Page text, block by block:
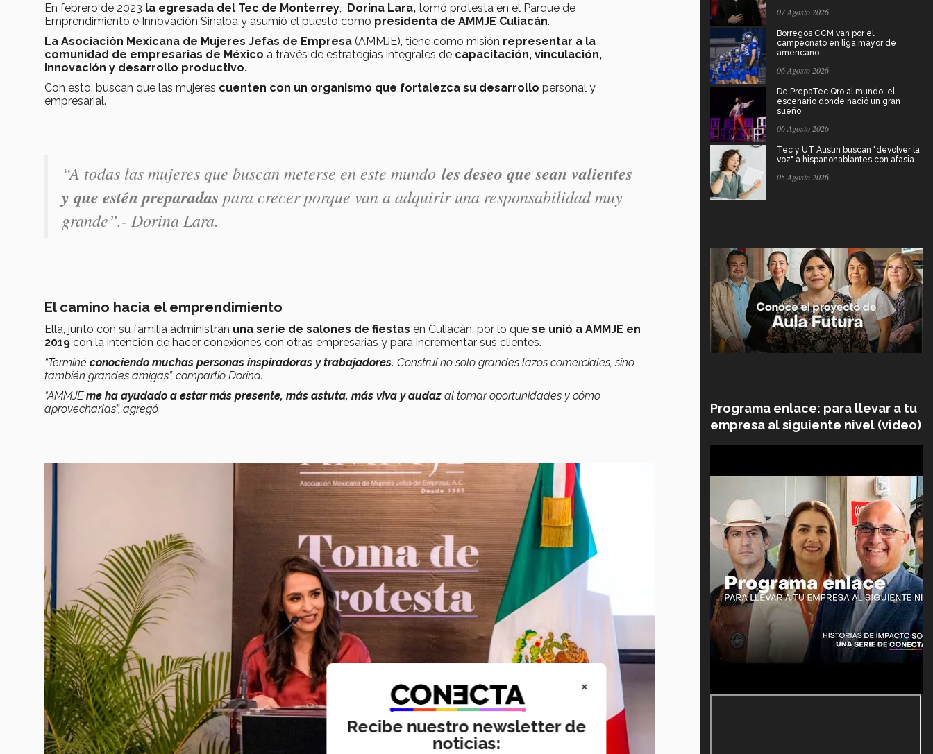
En febrero de 2023 la egresada del Tec de Monterrey Dorina Lara, tomó protesta en el Parque de
Emprendimiento e Innovación Sinaloa y asumió el puesto como presidenta de AMMJE Culiacán.
La Asociación Mexicana de Mujeres Jefas de Empresa (AMMJE), tiene como misión representar a la
comunidad de empresarias de México a través de estrategias integrales de capacitación, vinculación,
innovación y desarrollo productivo.
Con esto, buscan que las mujeres cuenten con un organismo que fortalezca su desarrollo personal y
empresarial.
“A todas las mujeres que buscan meterse en este mundo les deseo que sean valientes
y que estén preparadas para crecer porque van a adquirir una responsabilidad muy
grande”.- Dorina Lara.
El camino hacia el emprendimiento
Ella, junto con su familia administran una serie de salones de fiestas en Culiacán, por lo que se unió a AMMJE en
2019 con la intención de hacer conexiones con otras empresarias y para incrementar sus clientes.
“Terminé conociendo muchas personas inspiradoras y trabajadores. Construí no solo grandes lazos comerciales, sino
también grandes amigas”, compartió Dorina.
“AMMJEme ha ayudado a estar más presente, más astuta, más viva y audaz al tomar oportunidades y cómo
aprovecharlas”, agregó.
07 Agosto 2026
Borregos CCM van por el
campeonato en liga mayor de
americano
06 Agosto 2026
De PrepaTec Qro al mundo: el
escenario donde nació un gran
sueño
06 Agosto 2026
Tec y UT Austin buscan "devolver la
voz" a hispanohablantes con afasia
05 Agosto 2026
Programa enlace: para llevar a tu
empresa al siguiente nivel (video)
×
Recibe nuestro newsletter de
noticias: